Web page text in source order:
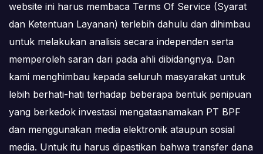
website ini harus membaca Terms Of Service (Syarat
dan Ketentuan Layanan) terlebih dahulu dan dihimbau
untuk melakukan analisis secara independen serta
memperoleh saran dari pada ahli dibidangnya. Dan
kami menghimbau kepada seluruh masyarakat untuk
lebih berhati-hati terhadap beberapa bentuk penipuan
yang berkedok investasi mengatasnamakan PT BPF
dan menggunakan media elektronik ataupun sosial
media. Untuk itu harus dipastikan bahwa transfer dana